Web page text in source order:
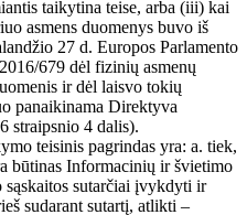
taikytina teise, arba (iii) kai
asmens duomenys buvo iš
27 d. Europos Parlamento
679 dėl fizinių asmenų
ir dėl laisvo tokių
panaikinama Direktyva
straipsnio 4 dalis).
teisinis pagrindas yra: a. tiek,
būtinas Informacinių ir švietimo
sąskaitos sutarčiai įvykdyti ir
sudarant sutartį, atlikti –